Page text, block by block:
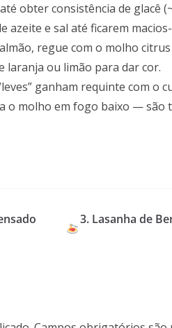
obter consistência de glacê
azeite e sal até ficarem
regue com o molho
laranja ou limão para dar cor.
ganham requinte com o
o molho em fogo baixo — são
3. Lasanha de